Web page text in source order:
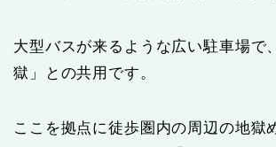
大型バスが来るような広い駐車場で
獄」との共用です。
ここを拠点に徒歩圏内の周辺の地獄